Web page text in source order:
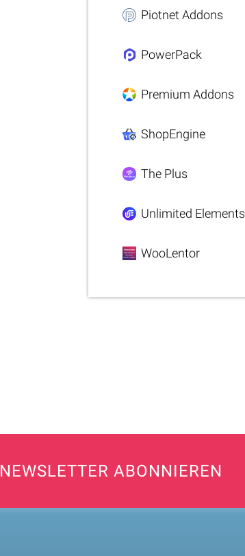
Piotnet Addons
PowerPack
Premium Addons
ShopEngine
The Plus
Unlimited Elements
WooLentor
NEWSLETTER ABONNIEREN